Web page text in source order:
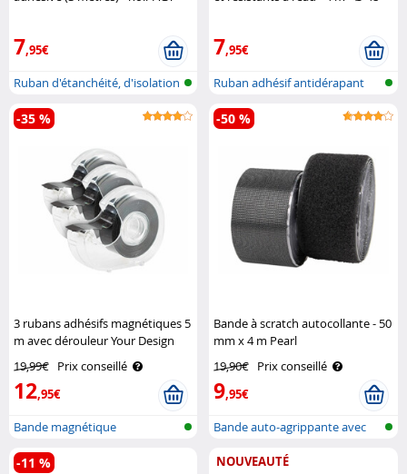
7,95€
Ruban d'étanchéité, d'isolation
et ..
7,95€
Ruban adhésif antidérapant
3 rubans adhésifs magnétiques 5
m avec dérouleur Your Design
19,99€ Prix conseillé
12,95€
-35 %
Bande magnétique
autocollante
Bande à scratch autocollante - 50
mm x 4 m Pearl
19,90€ Prix conseillé
9,95€
-50 %
Bande auto-agrippante avec
-11 % NOUVEAUTÉ